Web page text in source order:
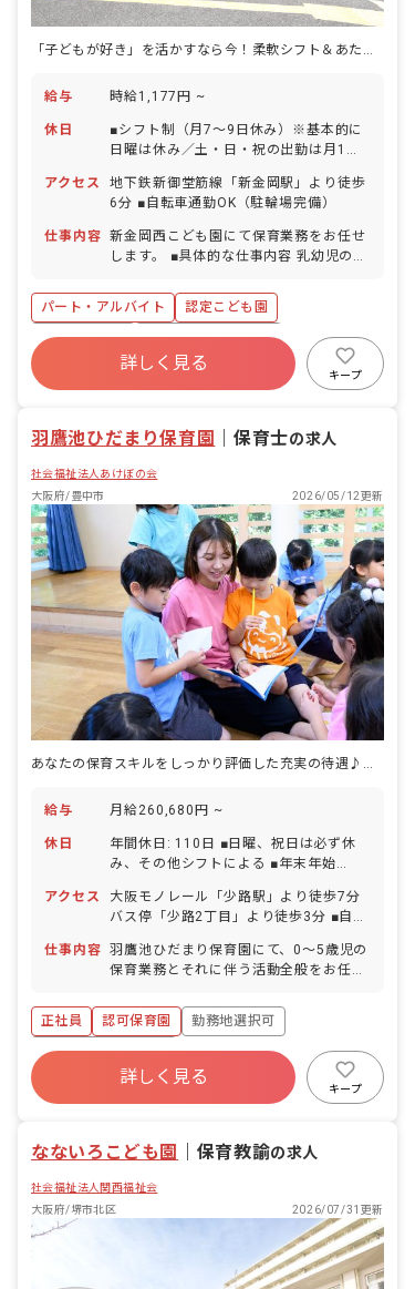
「子どもが好き」を活かすなら今！柔軟シフト＆あたたかい職場環境♪
給与 時給1,177円 ~
休日
■シフト制（月7～9日休み）※基本的に
日曜は休み／土・日・祝の出勤は月1～2
有給休暇（取得率90％） ■慶弔休暇 ■産
前産後・育児休暇（取得率100％・復帰
率100％）
アクセス
地下鉄新御堂筋線「新金岡駅」より徒歩
6分 ■自転車通勤OK（駐輪場完備）
仕事内容 新金岡西こども園にて保育業務をお任せ
します。 ■具体的な仕事内容 乳幼児の保
行動カリキュラム作成 ・日誌、連絡帳記
入 ・園内外保育研修、各講習会へ参加
・保育室清掃、園庭清掃など ・週案、月
案の作成 ・地域貢献活動
パート・アルバイト
認定こども園
勤務地選択可
ボーナス・賞与あり
寮・住宅・家賃補助あり
社会保険完備
残業少なめ
詳しく見る
キープ
羽鷹池ひだまり保育園 ｜保育士の求人
社会福祉法人あけぼの会
大阪府/豊中市
2026/05/12更新
給与 月給260,680円 ~
休日
年間休日: 110日 ■日曜、祝日は必ず休
み、その他シフトによる ■年末年始
付与／1時間単位で取得可／5日以上の連
休取得可） ■産前産後・育児休暇（復帰
率100％） ■介護・看護休暇 ■慶弔休暇
アクセス
大阪モノレール「少路駅」より徒歩7分
バス停「少路2丁目」より徒歩3分 ■自転
仕事内容 羽鷹池ひだまり保育園にて、0〜5歳児の
保育業務とそれに伴う活動全般をお任せ
正社員
認可保育園
勤務地選択可
ボーナス・賞与あり
寮・住宅・家賃補助あり
社会保険完備
詳しく見る
キープ
なないろこども園 保育教諭の求人
社会福祉法人関西福祉会
大阪府/堺市北区
2026/07/31更新